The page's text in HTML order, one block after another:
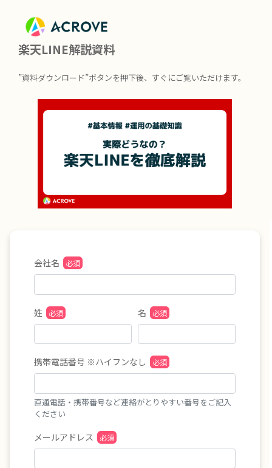
楽天LINE解説資料
”資料ダウンロード”ボタンを押下後、すぐにご覧いただけます。
会社名
姓 名
携帯電話番号 ※ハイフンなし
直通電話・携帯番号など連絡がとりやすい番号をご記入
ください
メールアドレス